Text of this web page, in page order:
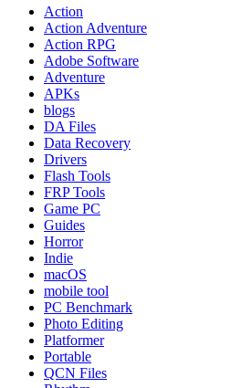
การ
2024
Action
Action Adventure
Action RPG
Adobe Software
Adventure
APKs
blogs
DA Files
Data Recovery
Drivers
Flash Tools
FRP Tools
Game PC
Guides
Horror
Indie
macOS
mobile tool
PC Benchmark
Photo Editing
Platformer
Portable
QCN Files